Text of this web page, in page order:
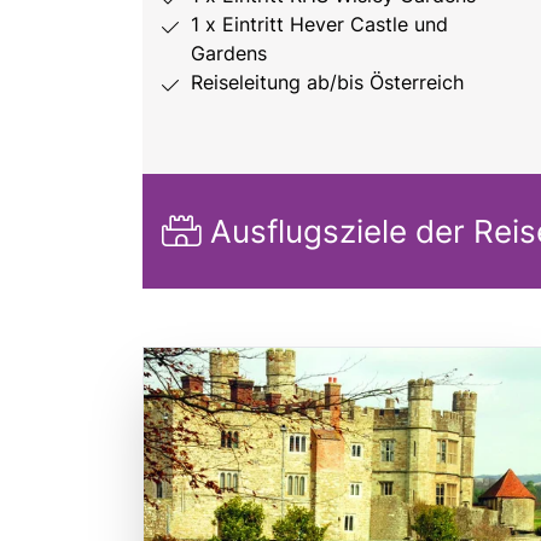
1 x Eintritt Hever Castle und
Gardens
Reiseleitung ab/bis Österreich
Ausflugsziele der